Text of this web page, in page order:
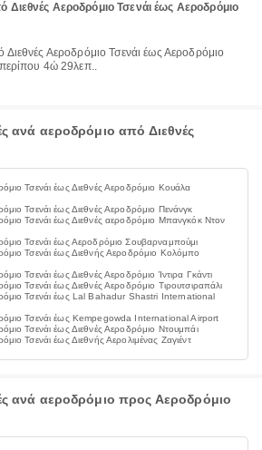
Διεθνές Αεροδρόμιο Τσενάι έως Αεροδρόμιο
περίπου 4ώ 29λεπ..
ανά αεροδρόμιο από Διεθνές
Τσενάι έως Διεθνές Αεροδρόμιο Κουάλα
Τσενάι έως Διεθνές Αεροδρόμιο Πενάνγκ
Τσενάι έως Διεθνές αεροδρόμιο Μπανγκόκ Ντον
Τσενάι έως Αεροδρόμιο Σουβαρναμπούμι
Τσενάι έως Διεθνής Αεροδρόμιο Κολόμπο
Τσενάι έως Διεθνές Αεροδρόμιο Ίντιρα Γκάντι
Τσενάι έως Διεθνές Αεροδρόμιο Τιρουτσιραπάλι
Τσενάι έως Lal Bahadur Shastri International
Τσενάι έως Kempegowda International Airport
Τσενάι έως Διεθνές Αεροδρόμιο Ντουμπάι
Τσενάι έως Διεθνής Αερολιμένας Ζαγιέντ
ανά αεροδρόμιο προς Αεροδρόμιο